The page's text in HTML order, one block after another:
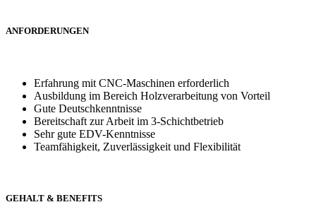
ANFORDERUNGEN
Erfahrung mit CNC-Maschinen erforderlich
Ausbildung im Bereich Holzverarbeitung von Vorteil
Gute Deutschkenntnisse
Bereitschaft zur Arbeit im 3-Schichtbetrieb
Sehr gute EDV-Kenntnisse
Teamfähigkeit, Zuverlässigkeit und Flexibilität
GEHALT & BENEFITS